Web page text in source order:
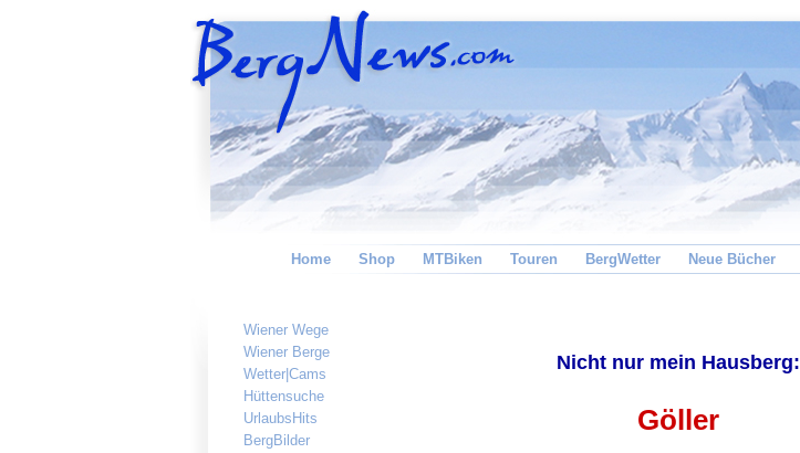
Home Shop MTBiken Touren BergWetter Neue Bücher
Wiener Wege
Wiener Berge
Wetter|Cams
Hüttensuche
UrlaubsHits
BergBilder
Nicht nur mein Hausberg:
Göller